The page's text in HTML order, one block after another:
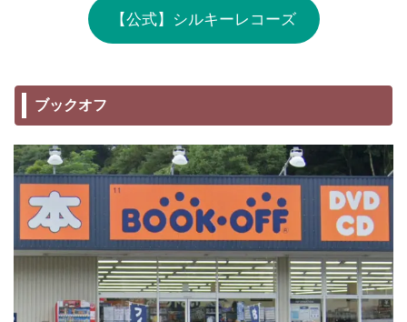
【公式】シルキーレコーズ
ブックオフ